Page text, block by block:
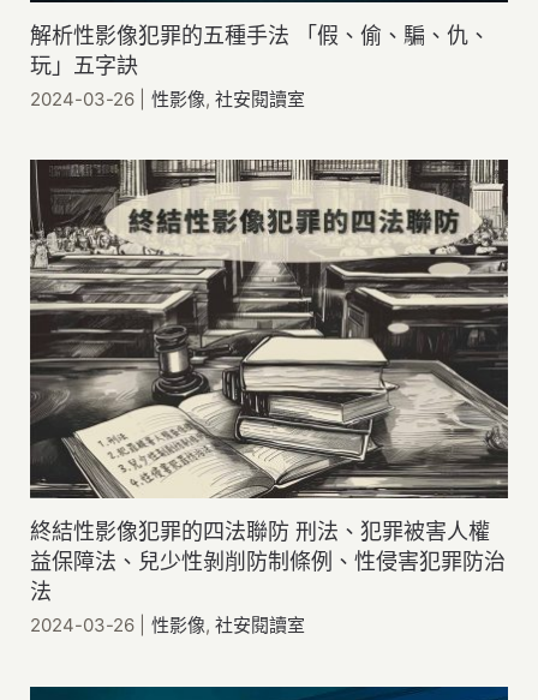
解析性影像犯罪的五種手法 「假、偷、騙、仇、
玩」五字訣
2024-03-26 性影像,社安閱讀室
終結性影像犯罪的四法聯防 刑法、犯罪被害人權
益保障法、兒少性剝削防制條例、性侵害犯罪防治
法
2024-03-26 性影像,社安閱讀室